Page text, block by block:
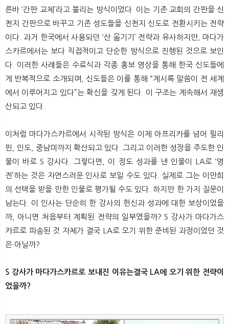
른바 ‘간판 교체’라고 불리는 방식이었다. 이는 기존 교회의 간판을 신
천지 간판으로 바꾸고 기존 성도들을 신천지 신도로 전환시키는 전략
이다. 과거 한국에서 사용되던 ‘산 옮기기’ 전략과 유사하지만, 마다가
스카르에서는 보다 직접적이고 단순한 방식으로 진행된 것으로 보인
다. 이러한 사례들은 수료식과 각종 홍보 영상을 통해 한국 신도들에
게 반복적으로 소개되며, 신도들은 이를 통해 “계시록 말씀이 전 세계
에서 이루어지고 있다”는 확신을 갖게 된다. 이 구조는 계속해서 재생
산되고 있다.
이처럼 마다가스카르에서 시작된 방식은 이제 아프리카를 넘어 필리
핀, 인도, 중남미까지 확산되고 있다. 그리고 이러한 성장을 주도한 인
물이 바로 S 강사다. 그렇다면, 이 정도 성과를 낸 인물이 LA로 ‘영
전’하는 것은 자연스러운 인사로 보일 수도 있다. 실제로 그는 이만희
의 선택을 받을 만한 인물로 평가될 수도 있다. 하지만 한 가지 질문이
남는다. 이 인사는 단순히 한 강사의 헌신과 성과에 대한 보상이었을
까, 아니면 처음부터 계획된 전략의 일부였을까? S 강사가 마다가스
카르로 파송된 것 자체가 결국 LA로 오기 위한 준비된 과정이었던 것
은 아닐까?
S 강사가 마다가스카르로 보내진 이유는결국 LA에 오기 위한 전략이
었을까?